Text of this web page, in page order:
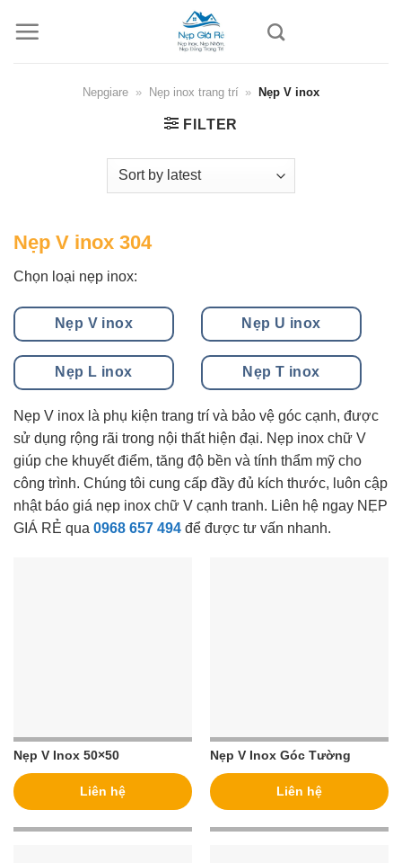
Nepgiare » Nẹp inox trang trí » Nẹp V inox
FILTER
Nẹp V inox 304
Chọn loại nẹp inox:
Nẹp V inox Nẹp U inox
Nẹp L inox Nẹp T inox
Nẹp V inox là phụ kiện trang trí và bảo vệ góc cạnh, được
sử dụng rộng rãi trong nội thất hiện đại. Nẹp inox chữ V
giúp che khuyết điểm, tăng độ bền và tính thẩm mỹ cho
công trình. Chúng tôi cung cấp đầy đủ kích thước, luôn cập
nhật báo giá nẹp inox chữ V cạnh tranh. Liên hệ ngay NẸP
GIÁ RẺ qua 0968 657 494 để được tư vấn nhanh.
Nẹp V Inox 50×50
Liên hệ
Nẹp V Inox Góc Tường
Liên hệ